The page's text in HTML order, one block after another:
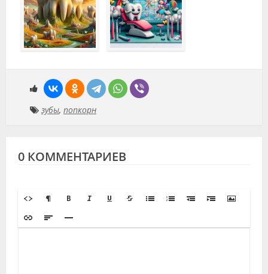
зубы, попкорн
0 КОММЕНТАРИЕВ